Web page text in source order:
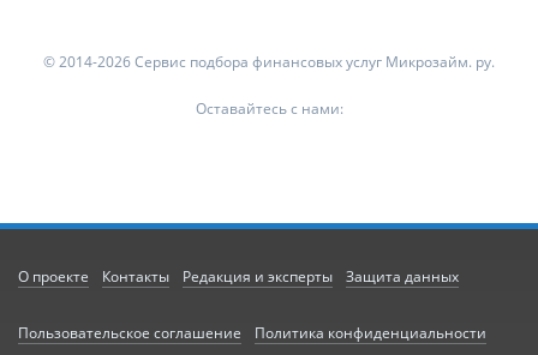
© 2014-2026 Сервис подбора финансовых услуг Микрозайм. ру.
Оставайтесь с нами:
О проекте Контакты Редакция и эксперты Защита данных
Пользовательское соглашение Политика конфиденциальности